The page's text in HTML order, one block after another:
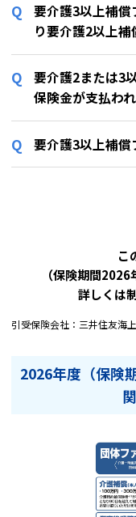
要介護3以上補償
り要介護2以上
要介護2または3
保険金が支払わ
要介護3以上補償
こ
（保険期間
詳しくは
引受保険会社：三井住友海
2026年度（保険